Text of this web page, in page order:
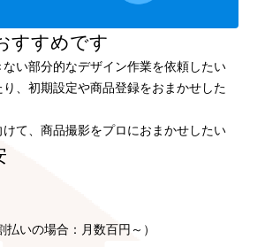
すすめです
い部分的なデザイン作業を依頼したい
り、初期設定や商品登録をおまかせした
けて、商品撮影をプロにおまかせしたい
払いの場合：月数百円～）